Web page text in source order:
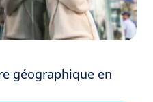
géographique en